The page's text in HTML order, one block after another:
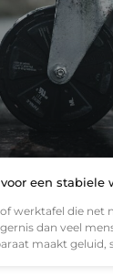
een stabiele
werktafel die net
dan veel
maakt geluid,